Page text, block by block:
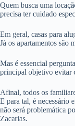
Quem busca uma
precisa ter cuidado
Em geral, casas para
Já os apartamentos são
Mas é essencial
principal objetivo evitar
Afinal, todos os
E para tal, é necessário
não será problemática
Zacarias.